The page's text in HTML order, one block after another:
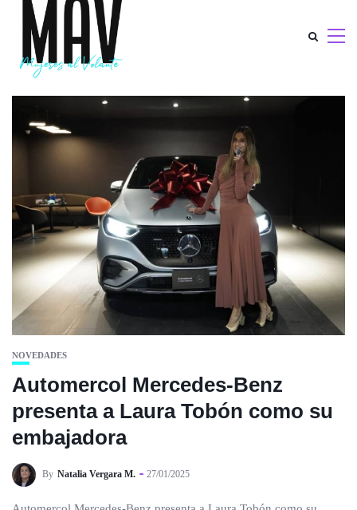
NOVEDADES
Automercol Mercedes-Benz
presenta a Laura Tobón como su
embajadora
By Natalia Vergara M. 27/01/2025